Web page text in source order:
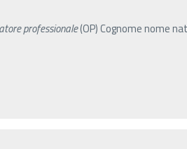
professionale(OP) Cognome nome